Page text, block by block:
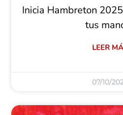
Inicia Hambreton
tus
LEER
07/10/